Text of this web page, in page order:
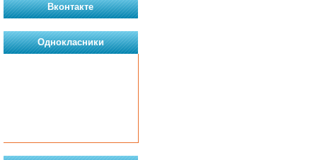
Вконтакте
Однокласники